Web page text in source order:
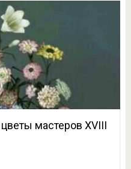
мастеров XVIII